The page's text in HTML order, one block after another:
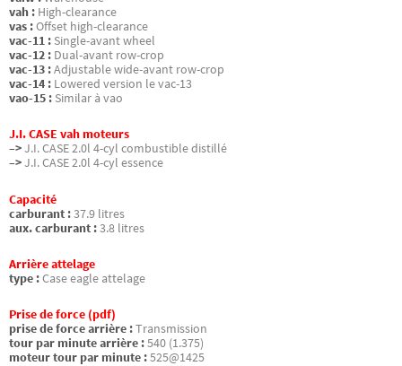
vah : High-clearance
vas :Offset high-clearance
vac-11 : Single-avant wheel
vac-12 : Dual-avant row-crop
vac-13 :Adjustable wide-avant row-crop
vac-14 : Lowered version le vac-13
vao-15 : Similar à vao
J.I. CASE vah moteurs
–>J.I. CASE 2.0l 4-cyl combustible distillé
–>J.I. CASE 2.0l 4-cyl essence
Capacité
carburant :37.9 litres
aux. carburant :3.8 litres
Arrière attelage
type :Case eagle attelage
Prise de force (pdf)
prise de force arrière :Transmission
tour par minute arrière :540 (1.375)
moteur tour par minute :525@1425